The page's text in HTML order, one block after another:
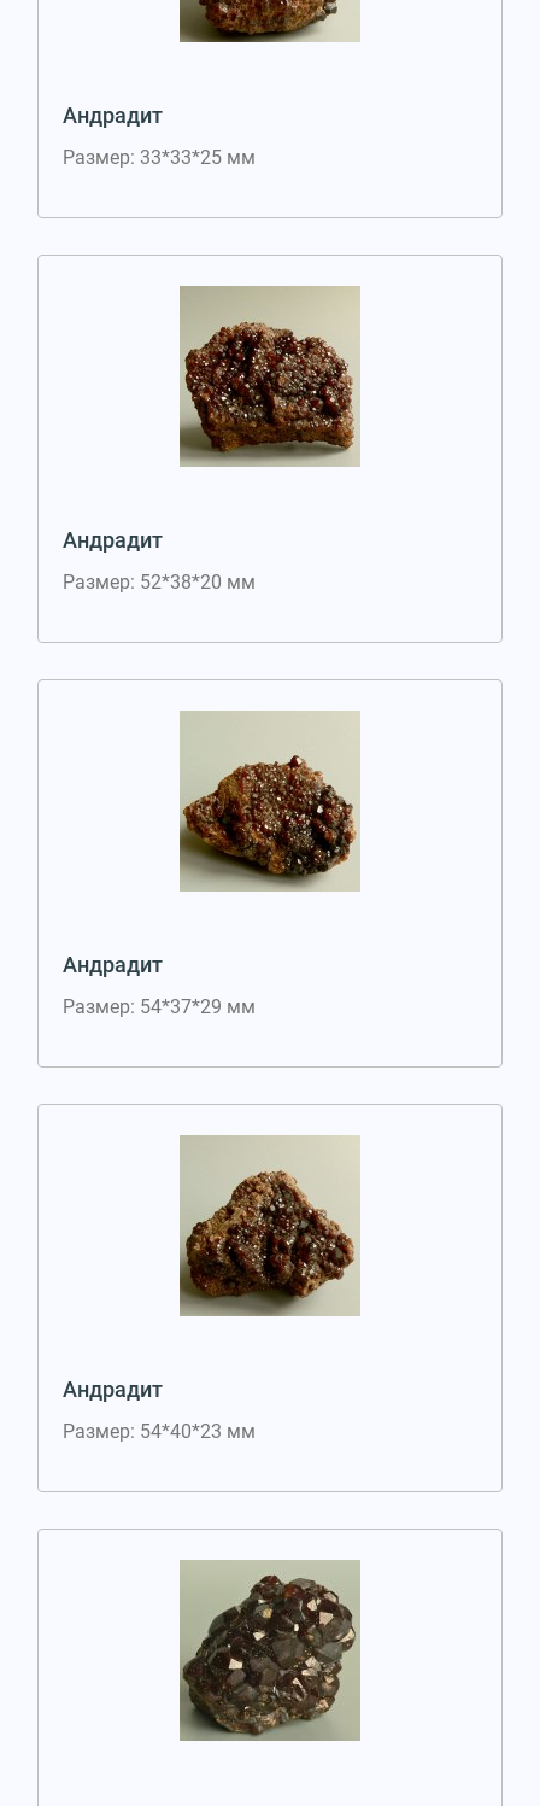
Андрадит
Размер: 33*33*25 мм
Андрадит
Размер: 52*38*20 мм
Андрадит
Размер: 54*37*29 мм
Андрадит
Размер: 54*40*23 мм